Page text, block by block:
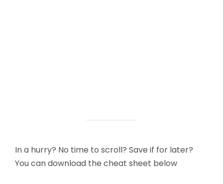
In a hurry? No time to scroll? Save if for later?
You can download the cheat sheet below